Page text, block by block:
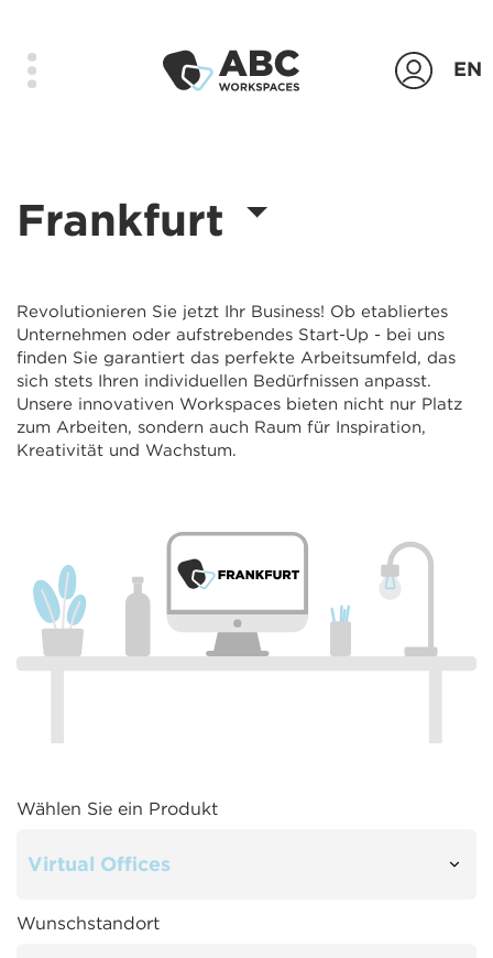
EN
Standorte
Kontakt
Login
Anfrage senden
Frankfurt
Revolutionieren Sie jetzt Ihr Business! Ob etabliertes
Unternehmen oder aufstrebendes Start-Up - bei uns
finden Sie garantiert das perfekte Arbeitsumfeld, das
sich stets Ihren individuellen Bedürfnissen anpasst.
Unsere innovativen Workspaces bieten nicht nur Platz
zum Arbeiten, sondern auch Raum für Inspiration,
Kreativität und Wachstum.
Wählen Sie ein Produkt
Wunschstandort